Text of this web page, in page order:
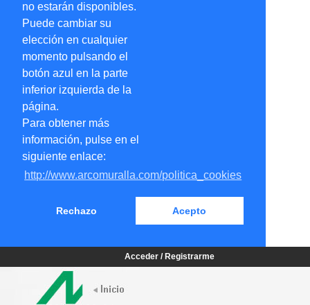
no estarán disponibles.
Puede cambiar su
elección en cualquier
momento pulsando el
botón azul en la parte
inferior izquierda de la
página.
Para obtener más
información, pulse en el
siguiente enlace:
http://www.arcomuralla.com/politica_cookies
Rechazo Acepto
Acceder / Registrarme